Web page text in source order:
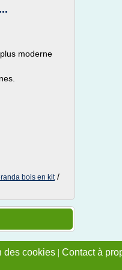
moderne
bois en kit/
des cookies | Contact à